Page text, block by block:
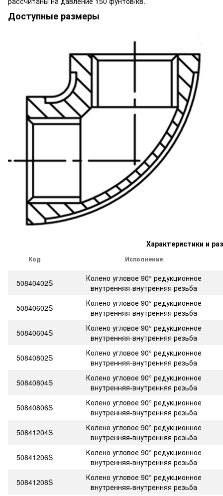
Доступные размеры
Характеристики и
Код Исполнение
50840402S
Колено угловое 90° редукционное
внутренняя-внутренняя резьба
50840602S
Колено угловое 90° редукционное
внутренняя-внутренняя резьба
50840604S
Колено угловое 90° редукционное
внутренняя-внутренняя резьба
50840802S
Колено угловое 90° редукционное
внутренняя-внутренняя резьба
50840804S
Колено угловое 90° редукционное
внутренняя-внутренняя резьба
50840806S
Колено угловое 90° редукционное
внутренняя-внутренняя резьба
50841204S
Колено угловое 90° редукционное
внутренняя-внутренняя резьба
50841206S
Колено угловое 90° редукционное
внутренняя-внутренняя резьба
50841208S
Колено угловое 90° редукционное
внутренняя-внутренняя резьба